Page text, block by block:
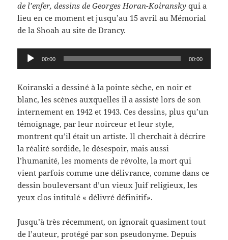
de l’enfer, dessins de Georges Horan-Koiranskyqui a
lieu en ce moment et jusqu’au 15 avril au Mémorial
de la Shoah au site de Drancy.
Lecteur
audio
00:00 00:00
Koiranski a dessiné à la pointe sèche, en noir et
blanc, les scènes auxquelles il a assisté lors de son
internement en 1942 et 1943. Ces dessins, plus qu’un
témoignage, par leur noirceur et leur style,
montrent qu’il était un artiste. Il cherchait à décrire
la réalité sordide, le désespoir, mais aussi
l’humanité, les moments de révolte, la mort qui
vient parfois comme une délivrance, comme dans ce
dessin bouleversant d’un vieux Juif religieux, les
yeux clos intitulé « délivré définitif».
Jusqu’à très récemment, on ignorait quasiment tout
de l’auteur, protégé par son pseudonyme. Depuis